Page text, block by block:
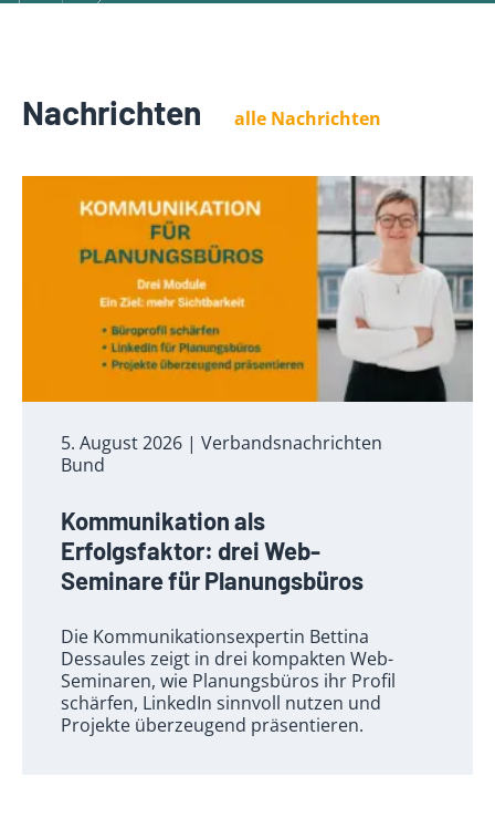
Nachrichten alle Nachrichten
5. August 2026 | Verbandsnachrichten
Bund
Kommunikation als
Erfolgsfaktor: drei Web-
Seminare für Planungsbüros
Die Kommunikationsexpertin Bettina
Dessaules zeigt in drei kompakten Web-
Seminaren, wie Planungsbüros ihr Profil
schärfen, LinkedIn sinnvoll nutzen und
Projekte überzeugend präsentieren.